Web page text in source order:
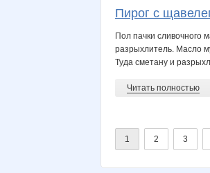
Пирог с
Пол пачки сливочного
разрыхлитель. Масло
Туда сметану и
Читать полностью
1 2 3